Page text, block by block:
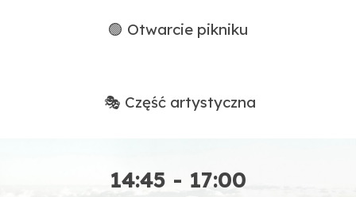
🟢 Otwarcie pikniku
🎭 Część artystyczna
14:45 - 17:00